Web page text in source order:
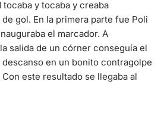
y tocaba y creaba
gol. En la primera parte fue Poli
el marcador. A
salida de un córner conseguía el
en un bonito contragolpe
este resultado se llegaba al